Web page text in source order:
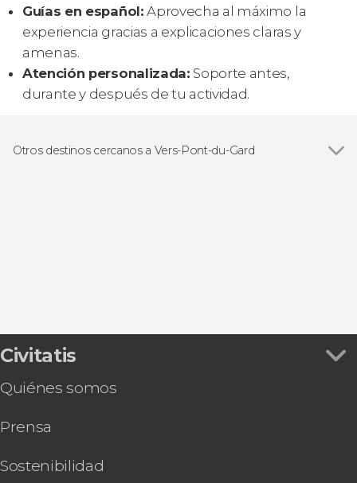
Guías en español: Aprovecha al máximo la
experiencia gracias a explicaciones claras y
amenas.
Atención personalizada: Soporte antes,
durante y después de tu actividad.
Otros destinos cercanos a Vers-Pont-du-Gard
Civitatis
Quiénes somos
Prensa
Sostenibilidad